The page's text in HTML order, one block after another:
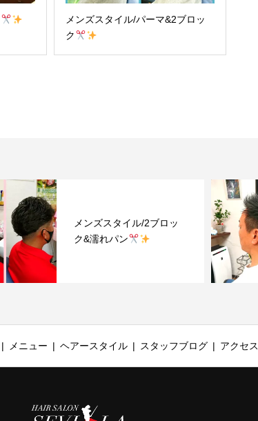
メンズスタイル/パーマ&2ブロッ
ク
メンズスタイル/2ブロッ
ク&濡れパン
メニュー ヘアースタイル スタッフブログ アクセス